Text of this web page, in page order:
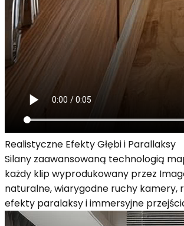
Realistyczne Efekty Głębi i Parallaksy
Silany zaawansowaną technologią
każdy klip wyprodukowany przez
naturalne, wiarygodne ruchy kamery,
efekty paralaksy i immersyjne